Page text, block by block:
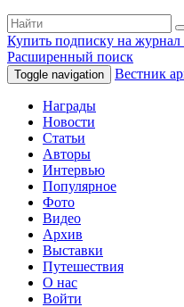
Купить подписку на
Расширенный поиск
Toggle navigation Вестник
Награды
Новости
Статьи
Авторы
Интервью
Популярное
Фото
Видео
Архив
Выставки
Путешествия
О нас
Войти